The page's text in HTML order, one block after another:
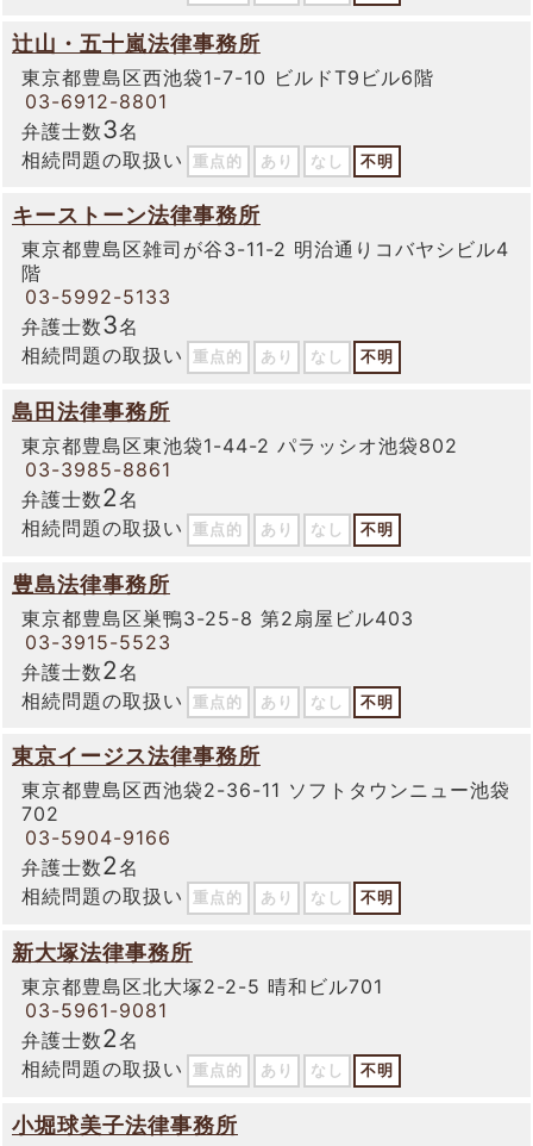
辻山・五十嵐法律事務所
東京都豊島区西池袋1-7-10 ビルドT9ビル6階
03-6912-8801
弁護士数3名
相続問題の取扱い
重点的 あり なし 不明
キーストーン法律事務所
東京都豊島区雑司が谷3-11-2 明治通りコバヤシビル4
階
03-5992-5133
弁護士数3名
相続問題の取扱い
重点的 あり なし 不明
島田法律事務所
東京都豊島区東池袋1-44-2 パラッシオ池袋802
03-3985-8861
弁護士数2名
相続問題の取扱い
重点的 あり なし 不明
豊島法律事務所
東京都豊島区巣鴨3-25-8 第2扇屋ビル403
03-3915-5523
弁護士数2名
相続問題の取扱い
重点的 あり なし 不明
東京イージス法律事務所
東京都豊島区西池袋2-36-11 ソフトタウンニュー池袋
702
03-5904-9166
弁護士数2名
相続問題の取扱い
重点的 あり なし 不明
新大塚法律事務所
東京都豊島区北大塚2-2-5 晴和ビル701
03-5961-9081
弁護士数2名
相続問題の取扱い
重点的 あり なし 不明
小堀球美子法律事務所